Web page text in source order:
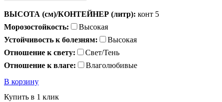
ВЫСОТА (см)/КОНТЕЙНЕР (литр): конт 5
Морозостойкость:
Высокая
Устойчивость к болезням:
Высокая
Отношение к свету:
Свет/Тень
Отношение к влаге:
Влаголюбивые
В корзину
Купить в 1 клик